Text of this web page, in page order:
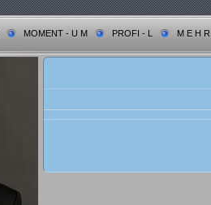
MOMENT - U M PROFI - L M E H